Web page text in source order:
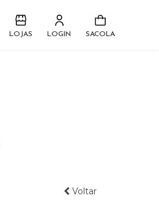
LOJAS LOGIN SACOLA
Voltar